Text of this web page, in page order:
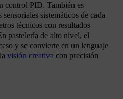
control PID. También es
sistemáticos de cada
técnicos con resultados
pastelería de alto nivel, el
y se convierte en un lenguaje
visión creativa con precisión